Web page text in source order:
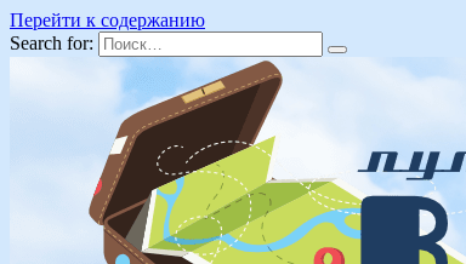
Перейти к содержанию
Search for: